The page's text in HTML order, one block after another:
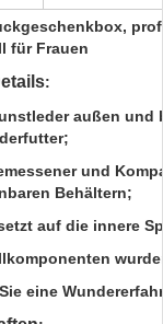
für Frauen
:
außen und
und
Behältern;
auf die innere
eine